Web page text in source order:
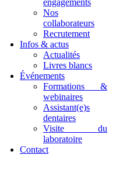
engagements
Nos
collaborateurs
Recrutement
Infos & actus
Actualités
Livres blancs
Événements
Formations &
webinaires
Assistant(e)s
dentaires
Visite du
laboratoire
Contact